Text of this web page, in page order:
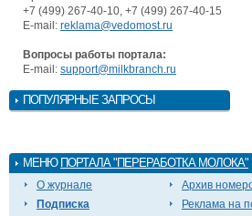
+7 (499) 267-40-10, +7 (499) 267-40-15
E-mail: reklama@vedomost.ru
Вопросы работы портала:
E-mail: support@milkbranch.ru
ПОПУЛЯРНЫЕ ЗАПРОСЫ
МЕНЮ ПОРТАЛА "ПЕРЕРАБОТКА МОЛОКА"
О журнале
Подписка
Архив
Реклама на